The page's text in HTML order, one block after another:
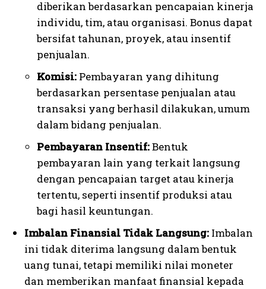
diberikan berdasarkan pencapaian kinerja
individu, tim, atau organisasi. Bonus dapat
bersifat tahunan, proyek, atau insentif
penjualan.
Komisi: Pembayaran yang dihitung
berdasarkan persentase penjualan atau
transaksi yang berhasil dilakukan, umum
dalam bidang penjualan.
Pembayaran Insentif:Bentuk
pembayaran lain yang terkait langsung
dengan pencapaian target atau kinerja
tertentu, seperti insentif produksi atau
bagi hasil keuntungan.
Imbalan Finansial Tidak Langsung: Imbalan
ini tidak diterima langsung dalam bentuk
uang tunai, tetapi memiliki nilai moneter
dan memberikan manfaat finansial kepada